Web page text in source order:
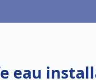
eau